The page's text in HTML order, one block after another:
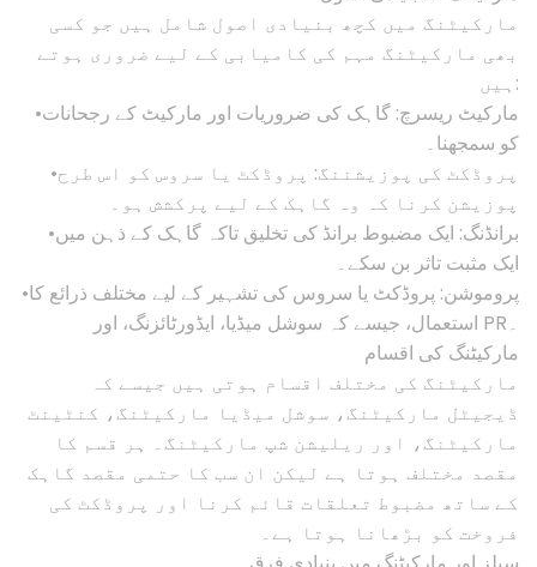
مارکیٹنگ میں کچھ بنیادی اصول شامل ہیں جو کسی
بھی مارکیٹنگ مہم کی کامیابی کے لیے ضروری ہوتے
ہیں:
•مارکیٹ ریسرچ: گاہک کی ضروریات اور مارکیٹ کے رجحانات
کو سمجھنا۔
•پروڈکٹ کی پوزیشننگ: پروڈکٹ یا سروس کو اس طرح
پوزیشن کرنا کہ وہ گاہک کے لیے پرکشش ہو۔
•برانڈنگ: ایک مضبوط برانڈ کی تخلیق تاکہ گاہک کے ذہن میں
ایک مثبت تاثر بن سکے۔
•پروموشن: پروڈکٹ یا سروس کی تشہیر کے لیے مختلف ذرائع کا
استعمال، جیسے کہ سوشل میڈیا، ایڈورٹائزنگ، اور PR۔
مارکیٹنگ کی اقسام
مارکیٹنگ کی مختلف اقسام ہوتی ہیں جیسے کہ
ڈیجیٹل مارکیٹنگ، سوشل میڈیا مارکیٹنگ، کنٹینٹ
مارکیٹنگ، اور ریلیشن شپ مارکیٹنگ۔ ہر قسم کا
مقصد مختلف ہوتا ہے لیکن ان سب کا حتمی مقصد گاہک
کے ساتھ مضبوط تعلقات قائم کرنا اور پروڈکٹ کی
فروخت کو بڑھانا ہوتا ہے۔